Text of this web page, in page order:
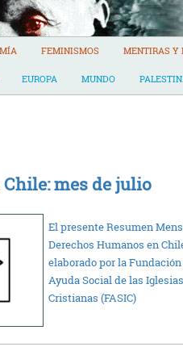
FEMINISMOS MENTIRAS Y
EUROPA MUNDO
Chile: mes de julio
El presente Resumen
Derechos Humanos en
elaborado por la Fundación
Ayuda Social de las Iglesias
Cristianas (FASIC)